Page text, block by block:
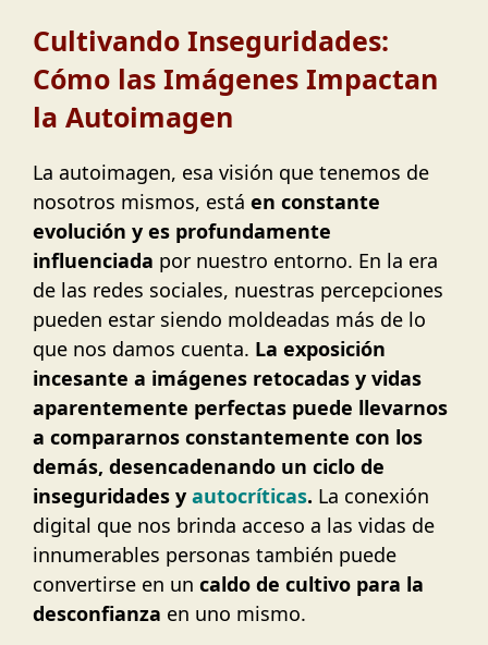
Cultivando Inseguridades:
Cómo las Imágenes Impactan
la Autoimagen
La autoimagen, esa visión que tenemos de
nosotros mismos, está en constante
evolución y es profundamente
influenciada por nuestro entorno. En la era
de las redes sociales, nuestras percepciones
pueden estar siendo moldeadas más de lo
que nos damos cuenta. La exposición
incesante a imágenes retocadas y vidas
aparentemente perfectas puede llevarnos
a compararnos constantemente con los
demás, desencadenando un ciclo de
inseguridades y autocríticas. La conexión
digital que nos brinda acceso a las vidas de
innumerables personas también puede
convertirse en un caldo de cultivo para la
desconfianza en uno mismo.